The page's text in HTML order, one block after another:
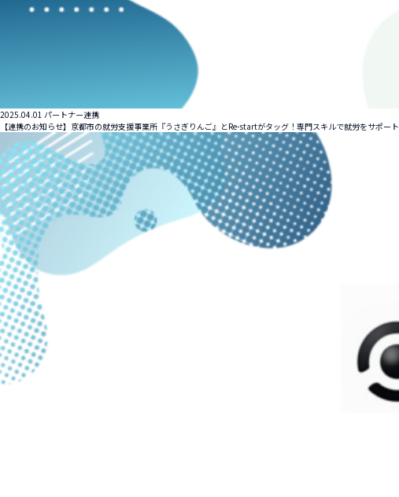
2025.04.01 パートナー連携
【連携のお知らせ】京都市の就労支援事業所『うさぎりんご』とRe-startがタッグ！専門スキルで就労をサポート